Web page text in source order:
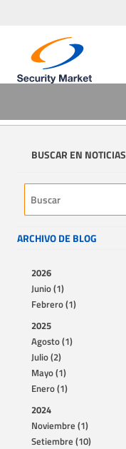
BUSCAR EN NOTICIAS
ARCHIVO DE BLOG
2026
Junio (1)
Febrero (1)
2025
Agosto (1)
Julio (2)
Mayo (1)
Enero (1)
2024
Noviembre (1)
Setiembre (10)